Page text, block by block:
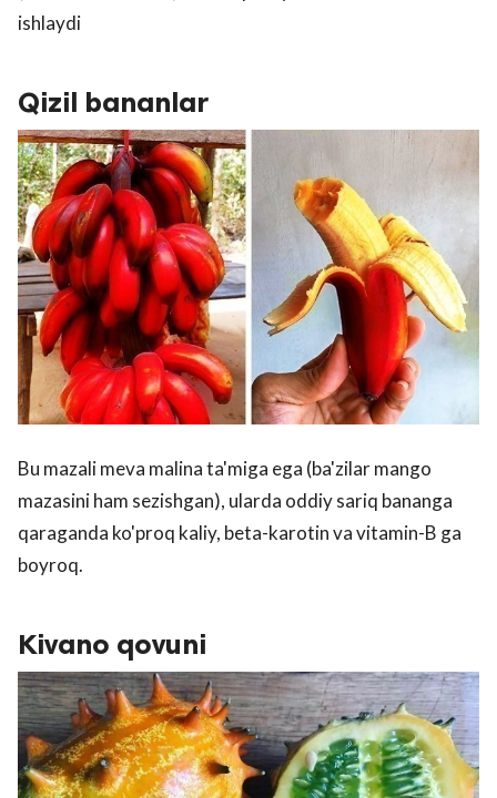
ishlaydi
Qizil bananlar
Bu mazali meva malina ta'miga ega (ba'zilar mango
mazasini ham sezishgan), ularda oddiy sariq bananga
qaraganda ko'proq kaliy, beta-karotin va vitamin-B ga
boyroq.
Kivano qovuni